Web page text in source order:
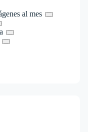
al mes